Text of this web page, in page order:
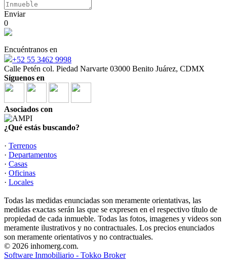
Enviar
0
Encuéntranos en
+52 55 3462 9998
Calle Petén col. Piedad Narvarte 03000 Benito Juárez, CDMX
Síguenos en
Asociados con
¿Qué estás buscando?
· Terrenos
· Departamentos
· Casas
· Oficinas
· Locales
Todas las medidas enunciadas son meramente orientativas, las
medidas exactas serán las que se expresen en el respectivo título de
propiedad de cada inmueble. Todas las fotos, imagenes y videos son
meramente ilustrativos y no contractuales. Los precios enunciados
son meramente orientativos y no contractuales.
© 2026 inhomerg.com.
Software Inmobiliario - Tokko Broker